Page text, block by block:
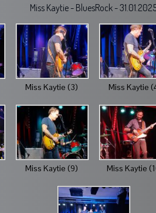
Miss Kaytie - BluesRock -
Miss Kaytie (3) Miss Kaytie
Miss Kaytie (9) Miss Kaytie